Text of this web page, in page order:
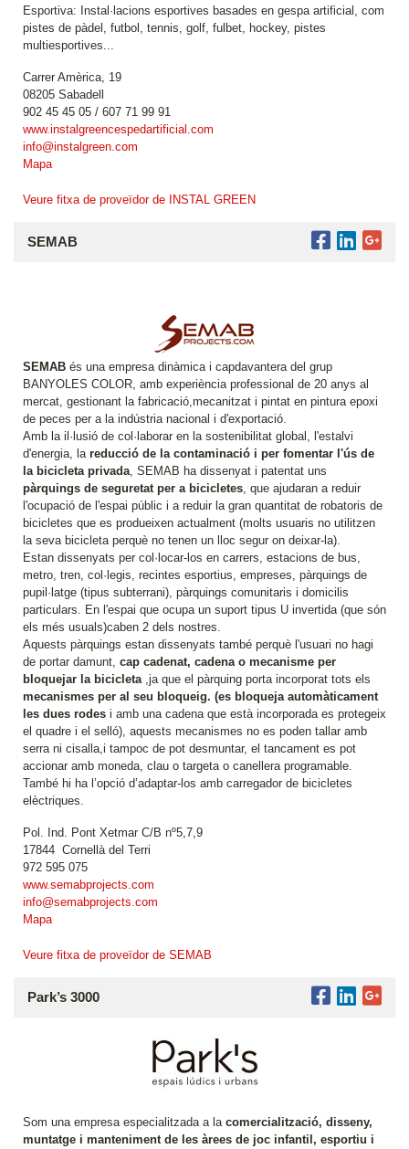
Esportiva: Instal·lacions esportives basades en gespa artificial, com
pistes de pàdel, futbol, tennis, golf, fulbet, hockey, pistes
multiesportives...
Carrer Amèrica, 19
08205 Sabadell
902 45 45 05 / 607 71 99 91
www.instalgreencespedartificial.com
info@instalgreen.com
Mapa
Veure fitxa de proveïdor de INSTAL GREEN
SEMAB
SEMAB és una empresa dinàmica i capdavantera del grup
BANYOLES COLOR, amb experiència professional de 20 anys al
mercat, gestionant la fabricació,mecanitzat i pintat en pintura epoxi
de peces per a la indústria nacional i d'exportació.
Amb la il·lusió de col·laborar en la sostenibilitat global, l'estalvi
d'energia, lareducció de la contaminació i per fomentar l'ús de
la bicicleta privada, SEMAB ha dissenyat i patentat uns
pàrquings de seguretat per a bicicletes, que ajudaran a reduir
l'ocupació de l'espai públic i a reduir la gran quantitat de robatoris de
bicicletes que es produeixen actualment (molts usuaris no utilitzen
la seva bicicleta perquè no tenen un lloc segur on deixar-la).
Estan dissenyats per col·locar-los en carrers, estacions de bus,
metro, tren, col·legis, recintes esportius, empreses, pàrquings de
pupil·latge (tipus subterrani), pàrquings comunitaris i domicilis
particulars. En l'espai que ocupa un suport tipus U invertida (que són
els més usuals)caben 2 dels nostres.
Aquests pàrquings estan dissenyats també perquè l'usuari no hagi
de portar damunt, cap cadenat, cadena o mecanisme per
bloquejar la bicicleta,ja que el pàrquing porta incorporat tots els
mecanismes per al seu bloqueig. (es bloqueja automàticament
les dues rodes i amb una cadena que està incorporada es protegeix
el quadre i el selló), aquests mecanismes no es poden tallar amb
serra ni cisalla,i tampoc de pot desmuntar, el tancament es pot
accionar amb moneda, clau o targeta o canellera programable.
També hi ha l’opció d’adaptar-los amb carregador de bicicletes
elèctriques.
Pol. Ind. Pont Xetmar C/B nº5,7,9
17844 Cornellà del Terri
972 595 075
www.semabprojects.com
info@semabprojects.com
Mapa
Veure fitxa de proveïdor de SEMAB
Park’s 3000
Som una empresa especialitzada a lacomercialització, disseny,
muntatge i manteniment de les àrees de joc infantil, esportiu i